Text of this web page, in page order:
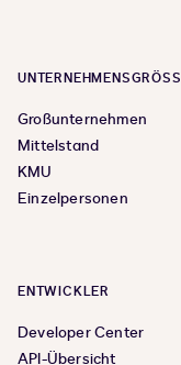
UNTERNEHMENSGRÖSSE
Großunternehmen
Mittelstand
KMU
Einzelpersonen
ENTWICKLER
Developer Center
API-Übersicht